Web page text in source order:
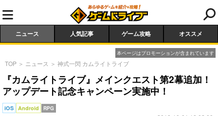
ニュース 人気記事 ゲーム攻略 オススメ
本ページはプロモーションが含まれています
TOP ＞ ニュース ＞ 神式一閃 カムライトライブ
『カムライトライブ』メインクエスト第2幕追加！
アップデート記念キャンペーン実施中！
iOS Android RPG